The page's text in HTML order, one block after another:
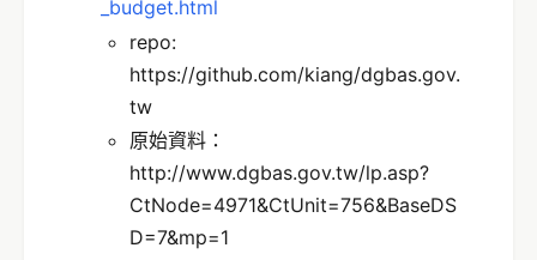
_budget.html
repo:
https://github.com/kiang/dgbas.gov.
tw
原始資料：
http://www.dgbas.gov.tw/lp.asp?
CtNode=4971&CtUnit=756&BaseDS
D=7&mp=1